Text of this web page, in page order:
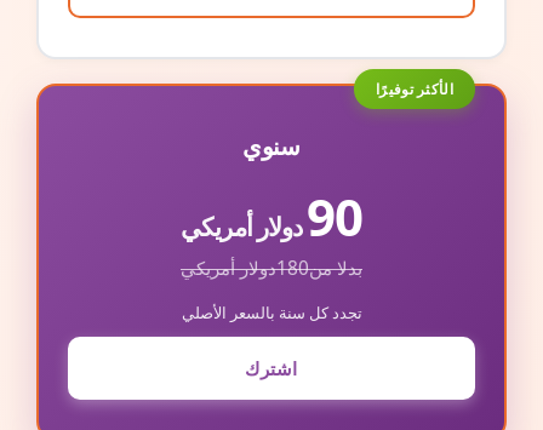
الأكثر توفيرًا
سنوي
90دولار أمريكي
بدلا من180دولار أمريكي
تجدد كل سنة بالسعر الأصلي
اشترك